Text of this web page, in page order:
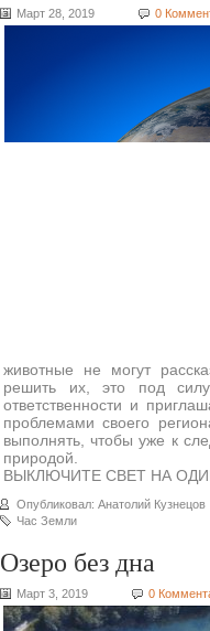
Март 28, 2019 0
животные не могут
решить их, это под
ответственности и
проблемами своего
выполнять, чтобы уже к
природой.
ВЫКЛЮЧИТЕ СВЕТ НА
Опубликовал: Анатолий Кузнецов
Час Земли
Озеро без дна
Март 3, 2019 0